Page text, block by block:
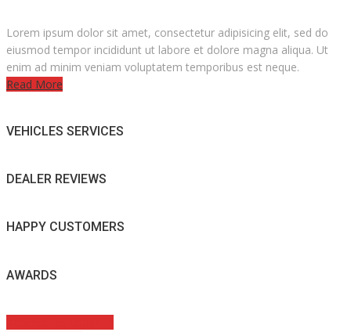
Lorem ipsum dolor sit amet, consectetur adipisicing elit, sed do
eiusmod tempor incididunt ut labore et dolore magna aliqua. Ut
enim ad minim veniam voluptatem temporibus est neque.
Read More
VEHICLES SERVICES
DEALER REVIEWS
HAPPY CUSTOMERS
AWARDS